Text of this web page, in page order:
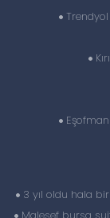
Trendyol
3 yıl oldu hala